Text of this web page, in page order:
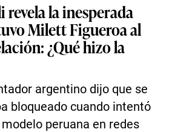
la inesperada
Milett Figueroa al
¿Qué hizo la
argentino dijo que se
bloqueado cuando intentó
peruana en redes